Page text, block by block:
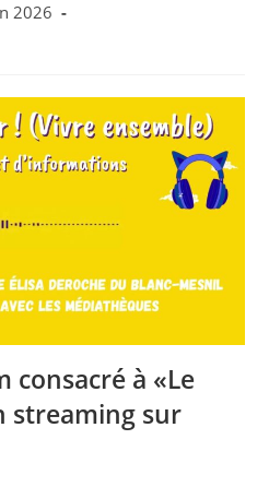
2026
consacré à «Le
streaming sur